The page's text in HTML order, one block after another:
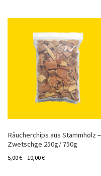
Räucherchips aus Stammholz –
Zwetschge 250g/ 750g
5,00€– 10,00€